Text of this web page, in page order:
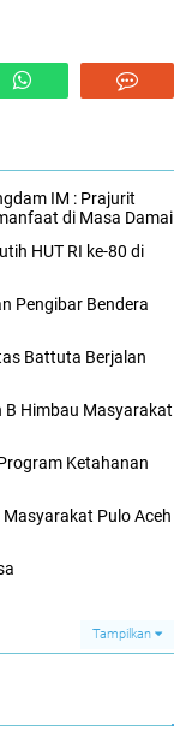
IM : Prajurit
di Masa Damai
HUT RI ke-80 di
Pengibar Bendera
Battuta Berjalan
B Himbau Masyarakat
Ketahanan
Pulo Aceh
Tampilkan